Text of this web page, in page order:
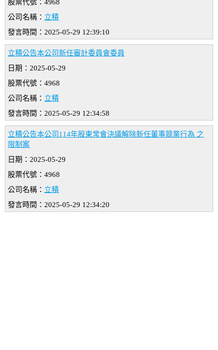
股票代號：4968
公司名稱： 立積
發言時間：2025-05-29 12:39:10
立積公告本公司新任審計委員會委員
日期：2025-05-29
股票代號：4968
公司名稱： 立積
發言時間：2025-05-29 12:34:58
立積公告本公司114年股東常會決議解除新任董事競業行為 之
限制案
日期：2025-05-29
股票代號：4968
公司名稱： 立積
發言時間：2025-05-29 12:34:20